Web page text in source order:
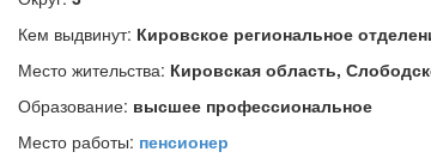
Кем выдвинут: Кировское региональное
Место жительства: Кировская область,
Образование: высшее профессиональное
Место работы: пенсионер